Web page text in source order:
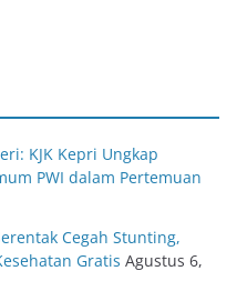
KJK Kepri Ungkap
PWI dalam Pertemuan
Cegah Stunting,
Gratis Agustus 6,